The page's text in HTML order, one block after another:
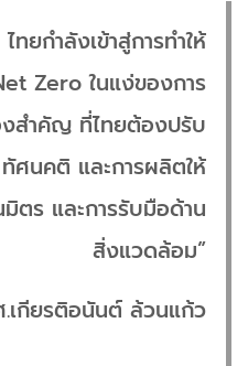
ทยกำลังเข้าสู่การทำให้
Zero ในแง่ของการ
งสำคัญ ที่ไทยต้องปรับ
นคติ และการผลิตให้
ตร และการรับมือด้าน
สิ่งแวดล้อม”
เกียรติอนันต์ ล้วนแก้ว